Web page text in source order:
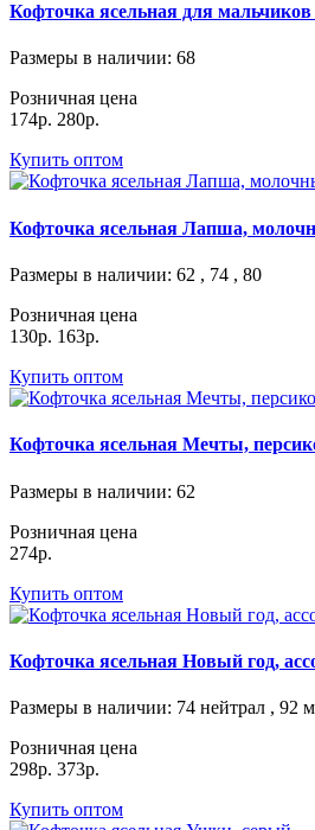
Кофточка ясельная для
Размеры в наличии: 68
Розничная цена
174р. 280р.
Купить оптом
Кофточка ясельная Лапша,
Размеры в наличии: 62 , 74 , 80
Розничная цена
130р. 163р.
Купить оптом
Кофточка ясельная Мечты,
Размеры в наличии: 62
Розничная цена
274р.
Купить оптом
Кофточка ясельная Новый год,
Размеры в наличии: 74 нейтрал , 92
Розничная цена
298р. 373р.
Купить оптом